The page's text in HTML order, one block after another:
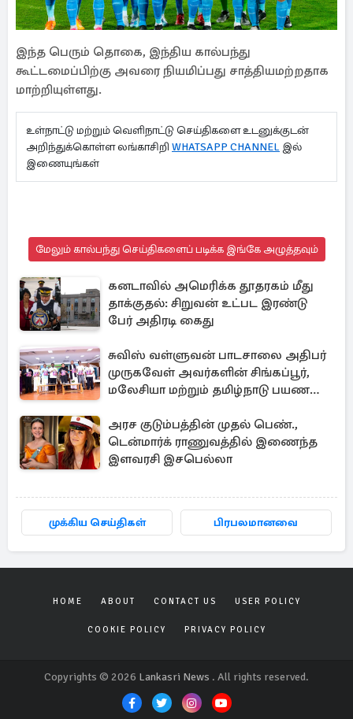
இந்த பெரும் தொகை, இந்திய கால்பந்து
கூட்டமைப்பிற்கு அவரை நியமிப்பது சாத்தியமற்றதாக
மாற்றியுள்ளது.
உள்நாட்டு மற்றும் வெளிநாட்டு செய்திகளை உடனுக்குடன்
அறிந்துக்கொள்ள லங்காசிறி WHATSAPP CHANNEL இல்
இணையுங்கள்
மேலும் கால்பந்து செய்திகளைப் படிக்க இங்கே அழுத்தவும்
கனடாவில் அமெரிக்க தூதரகம் மீது
தாக்குதல்: சிறுவன் உட்பட இரண்டு
பேர் அதிரடி கைது
சுவிஸ் வள்ளுவன் பாடசாலை அதிபர்
முருகவேள் அவர்களின் சிங்கப்பூர்,
மலேசியா மற்றும் தமிழ்நாடு பயண
அரச குடும்பத்தின் முதல் பெண்.,
டென்மார்க் ராணுவத்தில் இணைந்த
இளவரசி இசபெல்லா
முக்கிய செய்திகள் பிரபலமானவை
HOME ABOUT CONTACT US USER POLICY
COOKIE POLICY PRIVACY POLICY
Copyrights © 2026 Lankasri News . All rights reserved.